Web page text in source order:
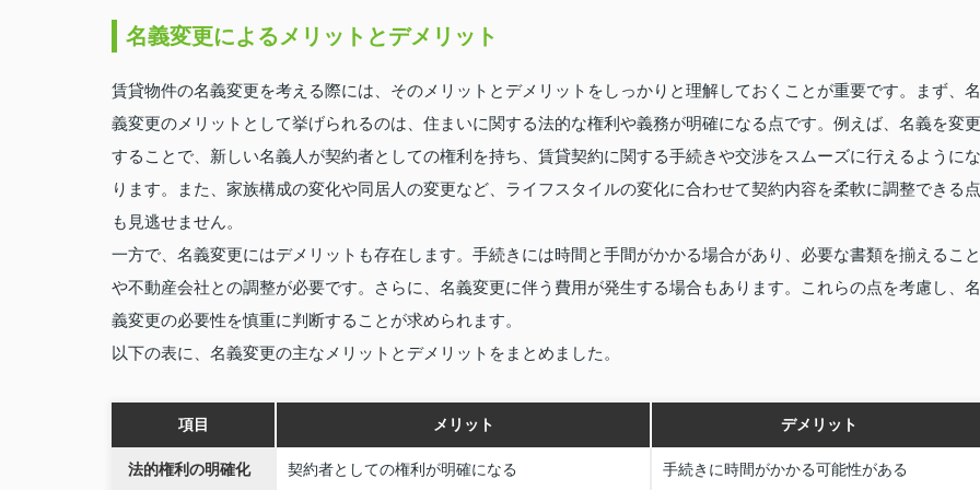
名義変更によるメリットとデメリット
賃貸物件の名義変更を考える際には、そのメリットとデメリットをしっかりと理解しておくことが重要です。まず、名
義変更のメリットとして挙げられるのは、住まいに関する法的な権利や義務が明確になる点です。例えば、名義を変更
することで、新しい名義人が契約者としての権利を持ち、賃貸契約に関する手続きや交渉をスムーズに行えるようにな
ります。また、家族構成の変化や同居人の変更など、ライフスタイルの変化に合わせて契約内容を柔軟に調整できる点
も見逃せません。
一方で、名義変更にはデメリットも存在します。手続きには時間と手間がかかる場合があり、必要な書類を揃えること
や不動産会社との調整が必要です。さらに、名義変更に伴う費用が発生する場合もあります。これらの点を考慮し、名
義変更の必要性を慎重に判断することが求められます。
以下の表に、名義変更の主なメリットとデメリットをまとめました。
項目 メリット デメリット
法的権利の明確化 契約者としての権利が明確になる 手続きに時間がかかる可能性がある